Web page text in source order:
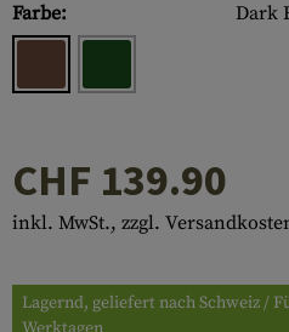
Farbe:
Dark
CHF 139.90
inkl. MwSt., zzgl.
Lagernd, geliefert nach Schweiz /